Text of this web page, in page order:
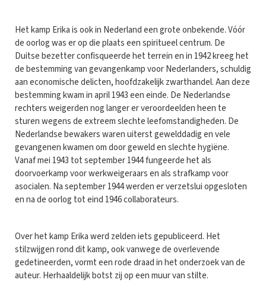
Het kamp Erika is ook in Nederland een grote onbekende. Vóór
de oorlog was er op die plaats een spiritueel centrum. De
Duitse bezetter confisqueerde het terrein en in 1942 kreeg het
de bestemming van gevangenkamp voor Nederlanders, schuldig
aan economische delicten, hoofdzakelijk zwarthandel. Aan deze
bestemming kwam in april 1943 een einde. De Nederlandse
rechters weigerden nog langer er veroordeelden heen te
sturen wegens de extreem slechte leefomstandigheden. De
Nederlandse bewakers waren uiterst gewelddadig en vele
gevangenen kwamen om door geweld en slechte hygiëne.
Vanaf mei 1943 tot september 1944 fungeerde het als
doorvoerkamp voor werkweigeraars en als strafkamp voor
asocialen. Na september 1944 werden er verzetslui opgesloten
en na de oorlog tot eind 1946 collaborateurs.
Over het kamp Erika werd zelden iets gepubliceerd. Het
stilzwijgen rond dit kamp, ook vanwege de overlevende
gedetineerden, vormt een rode draad in het onderzoek van de
auteur. Herhaaldelijk botst zij op een muur van stilte.